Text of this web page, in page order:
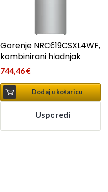
Gorenje NRC619CSXL4WF,
kombinirani hladnjak
744,46€
Dodaj u košaricu
Usporedi